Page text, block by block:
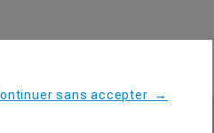
sans accepter →